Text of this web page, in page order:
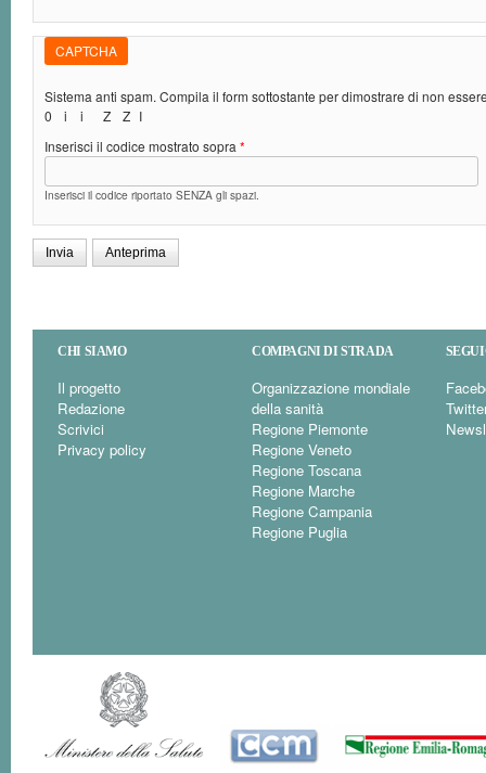
CAPTCHA
Sistema anti spam. Compila il form sottostante per dimostrare di non
Z I
Z
i i
0
Inserisci il codice mostrato sopra *
Inserisci il codice riportato SENZA gli spazi.
CHI SIAMO
Il progetto
Redazione
Scrivici
Privacy policy
COMPAGNI DI STRADA
Organizzazione mondiale
della sanità
Regione Piemonte
Regione Veneto
Regione Toscana
Regione Marche
Regione Campania
Regione Puglia